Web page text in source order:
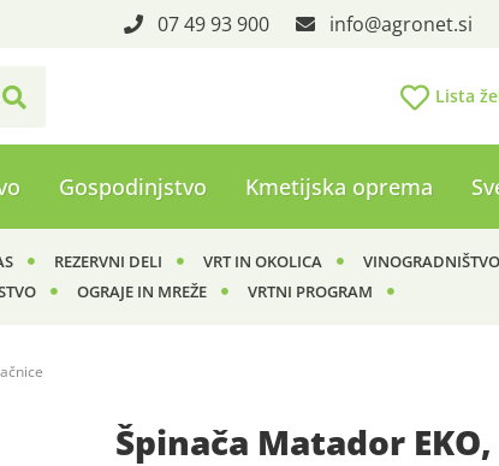
07 49 93 900 info agronet.si
Lista
Gospodinjstvo Kmetijska oprema
REZERVNI DELI VRT IN OKOLICA
OGRAJE IN MREŽE VRTNI PROGRAM
Špinača Matador EKO,